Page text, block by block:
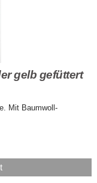
gelb gefüttert
Mit Baumwoll-